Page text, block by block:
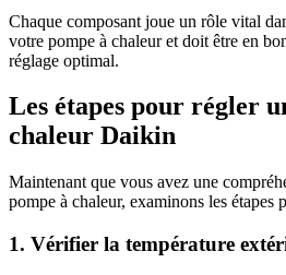
Chaque composant joue un rôle vital
votre pompe à chaleur et doit être en
réglage optimal.
Les étapes pour régler
chaleur Daikin
Maintenant que vous avez une
pompe à chaleur, examinons les étapes
1. Vérifier la température